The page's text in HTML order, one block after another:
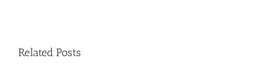
Related Posts